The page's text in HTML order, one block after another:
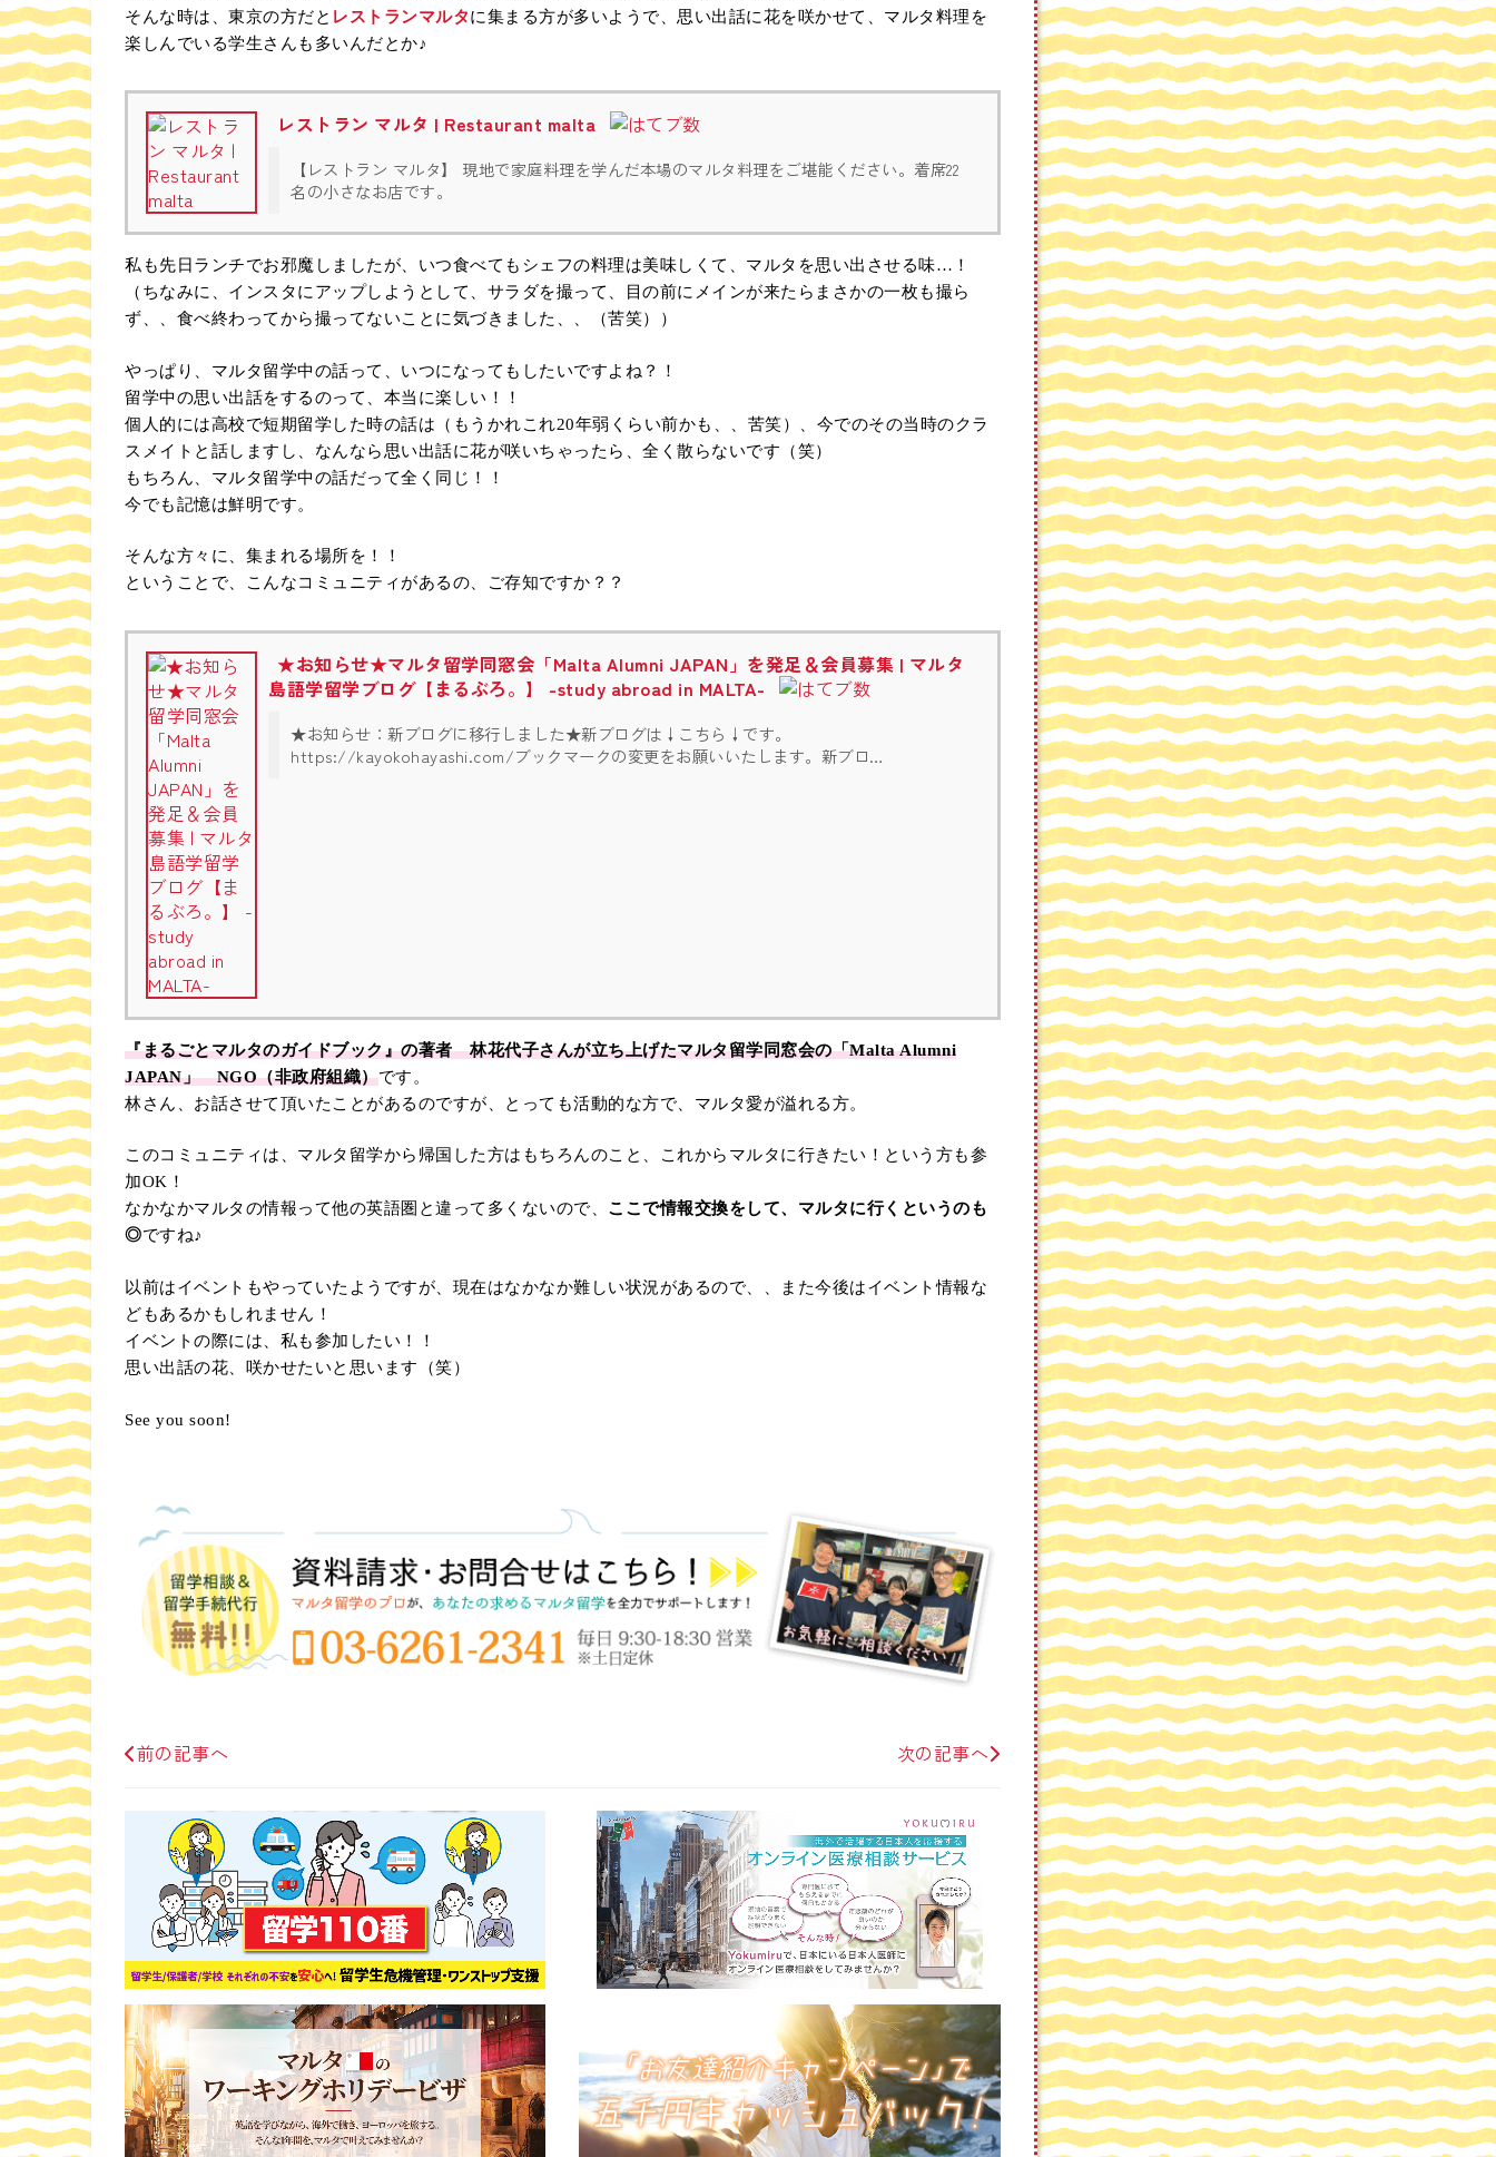
そんな時は、東京の方だと レストランマルタに集まる方が多いようで、思い出話に花を咲かせて、マルタ料理を
楽しんでいる学生さんも多いんだとか♪
レストラン マルタ | Restaurant malta
【レストラン マルタ】 現地で家庭料理を学んだ本場のマルタ料理をご堪能ください。着席22
名の小さなお店です。
私も先日ランチでお邪魔しましたが、いつ食べてもシェフの料理は美味しくて、マルタを思い出させる味…！
（ちなみに、インスタにアップしようとして、サラダを撮って、目の前にメインが来たらまさかの一枚も撮ら
ず、、食べ終わってから撮ってないことに気づきました、、（苦笑））
やっぱり、マルタ留学中の話って、いつになってもしたいですよね？！
留学中の思い出話をするのって、本当に楽しい！！
個人的には高校で短期留学した時の話は（もうかれこれ20年弱くらい前かも、、苦笑）、今でのその当時のクラ
スメイトと話しますし、なんなら思い出話に花が咲いちゃったら、全く散らないです（笑）
もちろん、マルタ留学中の話だって全く同じ！！
今でも記憶は鮮明です。
そんな方々に、集まれる場所を！！
ということで、こんなコミュニティがあるの、ご存知ですか？？
★お知らせ★マルタ留学同窓会「Malta Alumni JAPAN」を発足＆会員募集 | マルタ
島語学留学ブログ【まるぶろ。】 -study abroad in MALTA-
★お知らせ：新ブログに移行しました★新ブログは↓こちら↓です。
https://kayokohayashi.com/ブックマークの変更をお願いいたします。新ブロ…
『まるごとマルタのガイドブック』の著者 林花代子さんが立ち上げたマルタ留学同窓会の「Malta Alumni
JAPAN」 NGO（非政府組織）です。
林さん、お話させて頂いたことがあるのですが、とっても活動的な方で、マルタ愛が溢れる方。
このコミュニティは、マルタ留学から帰国した方はもちろんのこと、これからマルタに行きたい！という方も参
加OK！
なかなかマルタの情報って他の英語圏と違って多くないので、 ここで情報交換をして、マルタに行くというのも
◎ですね♪
以前はイベントもやっていたようですが、現在はなかなか難しい状況があるので、、また今後はイベント情報な
どもあるかもしれません！
イベントの際には、私も参加したい！！
思い出話の花、咲かせたいと思います（笑）
See you soon!
前の記事へ 次の記事へ